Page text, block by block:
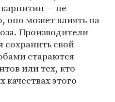
— не
оно может влиять на
Производители
сохранить свой
стараются
или тех, кто
качествах этого